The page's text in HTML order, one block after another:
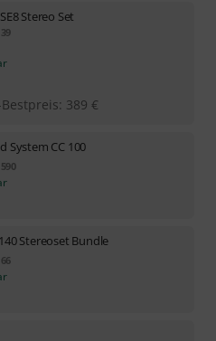
SE8 Stereo Set
: 389 €
System CC 100
Stereoset Bundle